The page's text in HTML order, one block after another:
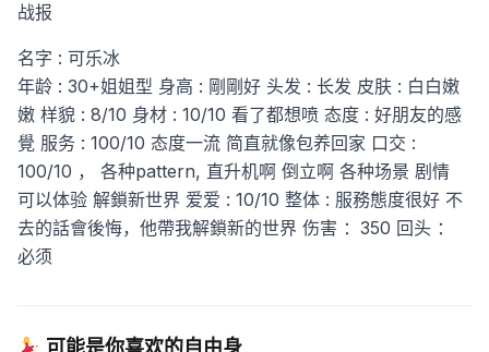
战报
名字 : 可乐冰
年龄 : 30+姐姐型 身高 : 剛剛好 头发 : 长发 皮肤 : 白白嫩
嫩 样貌 : 8/10 身材 : 10/10 看了都想喷 态度 : 好朋友的感
覺 服务 : 100/10 态度一流 简直就像包养回家 口交 :
100/10 ， 各种pattern, 直升机啊 倒立啊 各种场景 剧情
可以体验 解鎖新世界 爱爱 : 10/10 整体 : 服務態度很好 不
去的話會後悔，他帶我解鎖新的世界 伤害 ：350 回头 ：
必须